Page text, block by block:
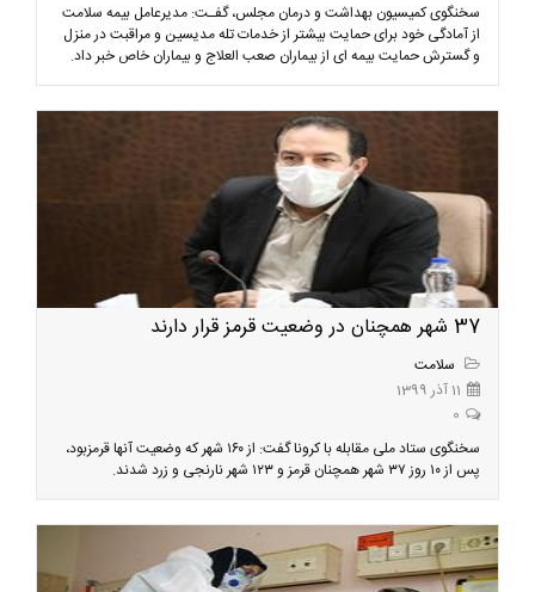
سخنگوی کمیسیون بهداشت و درمان مجلس، گفـت: مدیرعامل بیمه سلامت
از آمادگی خود برای حمایت بیشتر از خدمات تله مدیسین و مراقبت در منزل
و گسترش حمایت بیمه ای از بیماران صعب العلاج و بیماران خاص خبر داد.
37 شهر همچنان در وضعیت قرمز قرار دارند
سلامت
11 آذر 1399
0
سخنگوی ستاد ملی مقابله با کرونا گفت: از ۱۶۰ شهر که وضعیت آنها قرمزبود،
پس از ۱۰ روز ۳۷ شهر همچنان قرمز و ۱۲۳ شهر نارنجی و زرد شدند.